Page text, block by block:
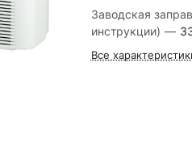
Заводская
инструкции) —
Все